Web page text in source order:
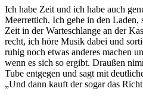
Ich habe Zeit und ich habe auch
Meerrettich. Ich gehe in den Laden,
Zeit in der Warteschlange an der
recht, ich höre Musik dabei und
ruhig noch etwas anderes machen
wenn es sich so ergibt. Draußen
Tube entgegen und sagt mit
„Und dann kauft der sogar das